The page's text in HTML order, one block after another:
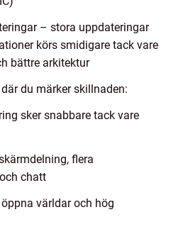
– stora uppdateringar
körs smidigare tack vare
bättre arkitektur
du märker skillnaden:
sker snabbare tack vare
flera
chatt
världar och hög